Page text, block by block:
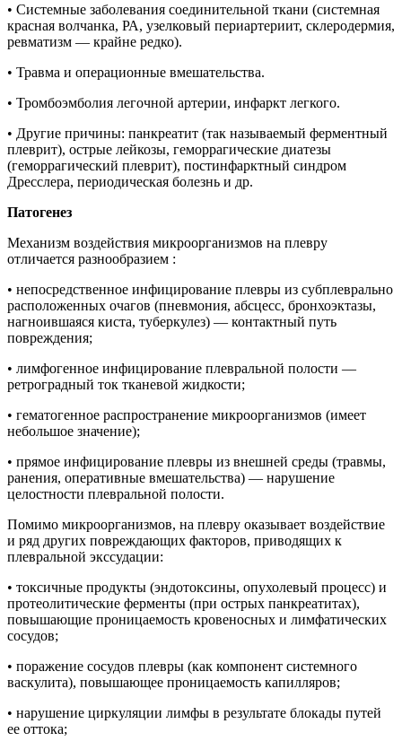
• Системные заболевания соединительной ткани (системная
красная волчанка, РА, узелковый периартериит, склеродермия,
ревматизм — крайне редко).
• Травма и операционные вмешательства.
• Тромбоэмболия легочной артерии, инфаркт легкого.
• Другие причины: панкреатит (так называемый ферментный
плеврит), острые лейкозы, геморрагические диатезы
(геморрагический плеврит), постинфарктный синдром
Дресслера, периодическая болезнь и др.
Патогенез
Механизм воздействия микроорганизмов на плевру
отличается разнообразием :
• непосредственное инфицирование плевры из субплеврально
расположенных очагов (пневмония, абсцесс, бронхоэктазы,
нагноившаяся киста, туберкулез) — контактный путь
повреждения;
• лимфогенное инфицирование плевральной полости —
ретроградный ток тканевой жидкости;
• гематогенное распространение микроорганизмов (имеет
небольшое значение);
• прямое инфицирование плевры из внешней среды (травмы,
ранения, оперативные вмешательства) — нарушение
целостности плевральной полости.
Помимо микроорганизмов, на плевру оказывает воздействие
и ряд других повреждающих факторов, приводящих к
плевральной экссудации:
• токсичные продукты (эндотоксины, опухолевый процесс) и
протеолитические ферменты (при острых панкреатитах),
повышающие проницаемость кровеносных и лимфатических
сосудов;
• поражение сосудов плевры (как компонент системного
васкулита), повышающее проницаемость капилляров;
• нарушение циркуляции лимфы в результате блокады путей
ее оттока;